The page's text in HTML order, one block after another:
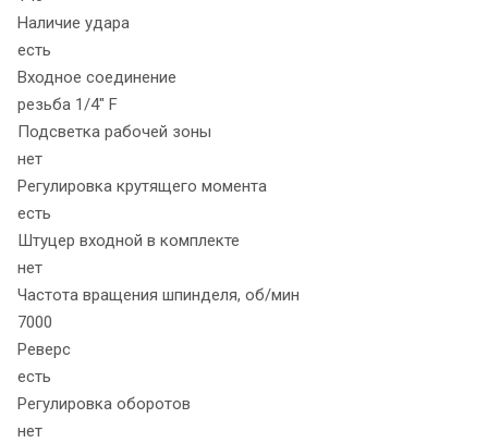
Наличие удара
есть
Входное соединение
резьба 1/4" F
Подсветка рабочей зоны
нет
Регулировка крутящего момента
есть
Штуцер входной в комплекте
нет
Частота вращения шпинделя, об/мин
7000
Реверс
есть
Регулировка оборотов
нет